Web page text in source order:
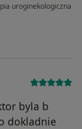
uroginekologiczna
byla b
dokladnie